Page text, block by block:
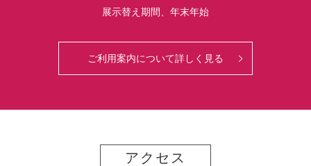
展示替え期間、年末年始
ご利用案内について詳しく見る
アクセス